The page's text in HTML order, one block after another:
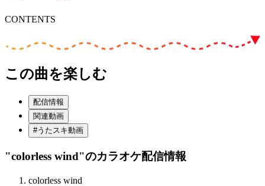
CONTENTS
この曲を楽しむ
配信情報
関連動画
#うたスキ動画
"colorless wind"のカラオケ配信情報
colorless wind